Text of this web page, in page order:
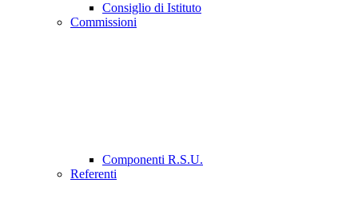
Consiglio di Istituto
Commissioni
Componenti R.S.U.
Referenti